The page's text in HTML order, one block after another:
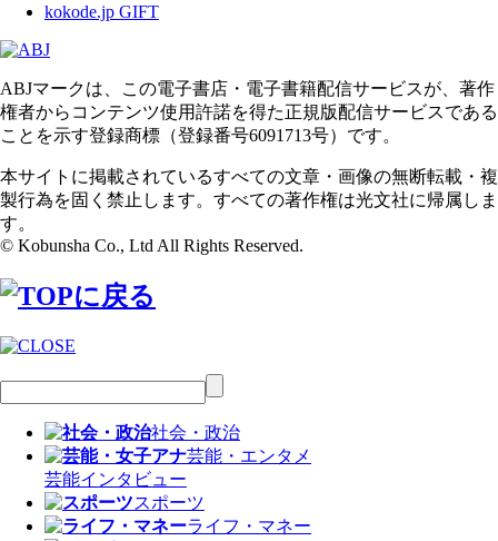
kokode.jp GIFT
ABJマークは、この電子書店・電子書籍配信サービスが、著作
権者からコンテンツ使用許諾を得た正規版配信サービスである
ことを示す登録商標（登録番号6091713号）です。
本サイトに掲載されているすべての文章・画像の無断転載・複
製行為を固く禁止します。すべての著作権は光文社に帰属しま
す。
© Kobunsha Co., Ltd All Rights Reserved.
社会・政治
芸能・エンタメ
芸能インタビュー
スポーツ
ライフ・マネー